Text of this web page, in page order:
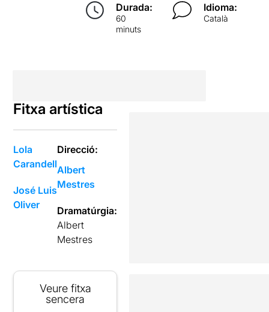
Durada:
60
minuts
Idioma:
Català
Fitxa artística
Lola
Carandell
José Luis
Oliver
Direcció:
Albert
Mestres
Dramatúrgia:
Albert
Mestres
Veure fitxa
sencera